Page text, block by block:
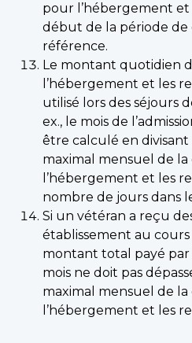
pour l’hébergement et
début de la période
référence.
Le montant quotidien
l’hébergement et les
utilisé lors des séjours
ex., le mois de
être calculé en
maximal mensuel de
l’hébergement et les
nombre de jours dans
Si un vétéran a reçu
établissement au cours
montant total payé
mois ne doit pas
maximal mensuel de
l’hébergement et les